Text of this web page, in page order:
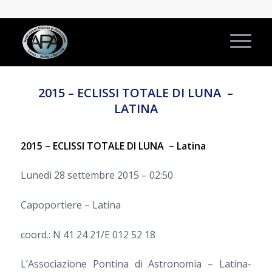
2015 – ECLISSI TOTALE DI LUNA –
LATINA
2015 – ECLISSI TOTALE DI LUNA – Latina
Lunedì 28 settembre 2015 – 02:50
Capoportiere – Latina
coord.: N 41 24 21/E 012 52 18
L’Associazione Pontina di Astronomia – Latina-